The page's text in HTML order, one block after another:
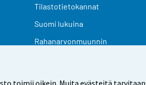
toimii oikein. Muita evästeitä
Tilastotietokannat
Suomi lukuina
Rahanarvonmuunnin